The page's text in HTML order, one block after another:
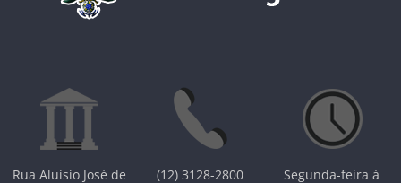
Rua Aluísio José de (12) 3128-2800 Segunda-feira à